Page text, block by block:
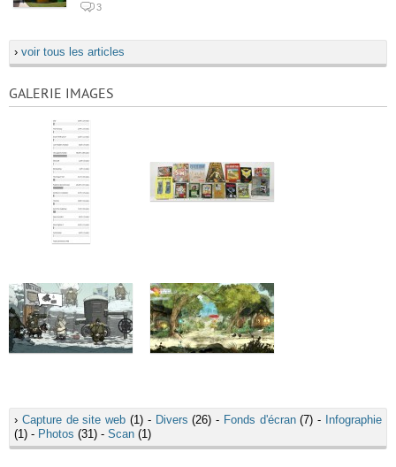
3
› voir tous les articles
GALERIE IMAGES
› Capture de site web (1) - Divers (26) - Fonds d'écran(7) - Infographie
(1) - Photos (31) - Scan (1)